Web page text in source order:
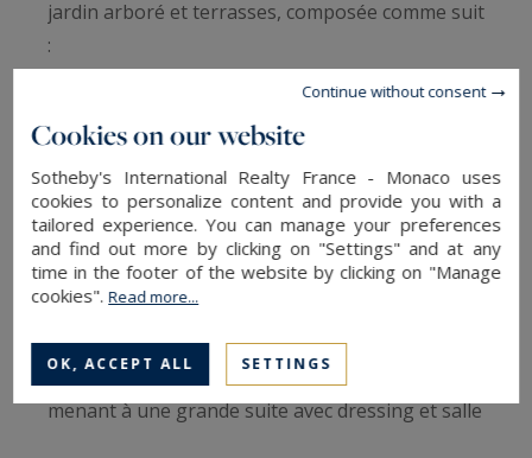
jardin arboré et terrasses, composée comme suit
:
verdoyante par de grandes fenêtres, une cuisine
semi ouverte prolongée d'une salle à manger
donnant un accès à une terrasse de plain-pied,
un wc invité, un dressing et un bureau.
Au premier étage, quatre chambres en étoile
séparées par une buanderie, une salle de bain,
une salle d'eau, et un wc.
Au deuxième étage, une pièce de vie cathédrale
menant à une grande suite avec dressing et salle
Cookies on our website
Sotheby's International Realty France - Monaco uses
cookies to personalize content and provide you with a
tailored experience. You can manage your preferences
and find out more by clicking on "Settings" and at any
time in the footer of the website by clicking on "Manage
cookies".Read more...
OK, ACCEPT ALL SETTINGS
Continue without consent